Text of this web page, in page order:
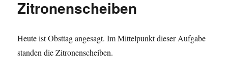
Zitronenscheiben
Heute ist Obsttag angesagt. Im Mittelpunkt dieser Aufgabe
standen die Zitronenscheiben.